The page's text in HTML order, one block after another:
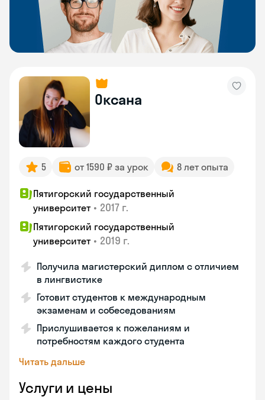
Оксана
5 от 1590 ₽ за урок 8 лет опыта
Пятигорский государственный
университет • 2017 г.
Пятигорский государственный
университет • 2019 г.
Получила магистерский диплом с отличием
в лингвистике
Готовит студентов к международным
экзаменам и собеседованиям
Прислушивается к пожеланиям и
потребностям каждого студента
Читать дальше
Услуги и цены